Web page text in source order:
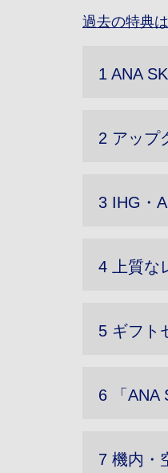
過去の特典
1 ANA
2 アップ
3 IHG・
4 上質な
5 ギフト
6 「ANA
7 機内・